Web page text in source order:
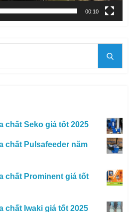
00:10
chất Seko giá tốt 2025
chất Pulsafeeder năm
chất Prominent giá tốt
chất Iwaki giá tốt 2025